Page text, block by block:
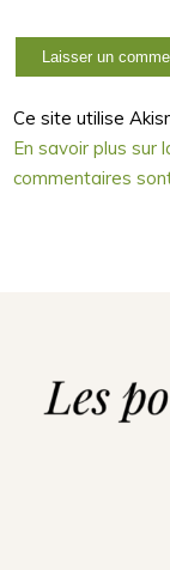
Ce site utilise
En savoir plus sur
commentaires